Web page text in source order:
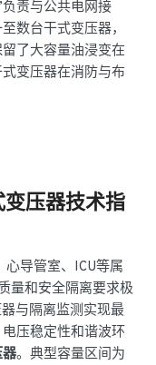
责与公共电网接
数台干式变压器，
了大容量油浸变在
变压器在消防与布
压器技术指
心导管室、ICU等属
量和安全隔离要求极
与隔离监测实现最
压稳定性和谐波环
。典型容量区间为